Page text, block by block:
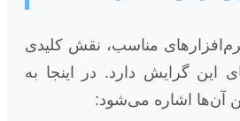
مناسب، نقش کلیدی
این گرایش دارد. در اینجا به
آن‌ها اشاره می‌شود: